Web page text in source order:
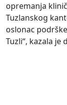
opremanja
Tuzlanskog
oslonac
Tuzli“, kazala je